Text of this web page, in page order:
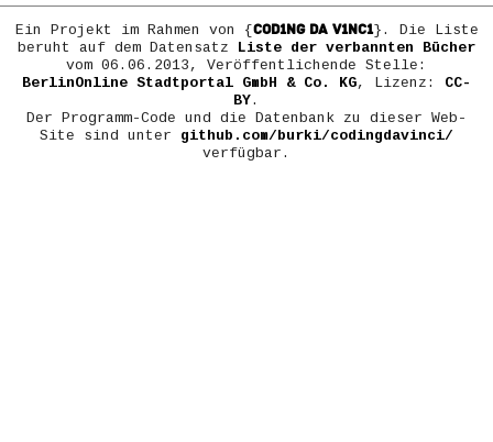
Ein Projekt im Rahmen von {COD1NG DA V1NC1}. Die Liste
beruht auf dem Datensatz Liste der verbannten Bücher
vom 06.06.2013, Veröffentlichende Stelle:
BerlinOnline Stadtportal GmbH & Co. KG, Lizenz: CC-
BY.
Der Programm-Code und die Datenbank zu dieser Web-
Site sind unter github.com/burki/codingdavinci/
verfügbar.